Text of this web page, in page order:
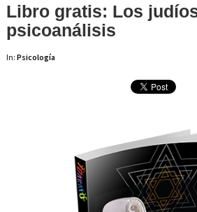
Libro gratis: Los
psicoanálisis
In: Psicología